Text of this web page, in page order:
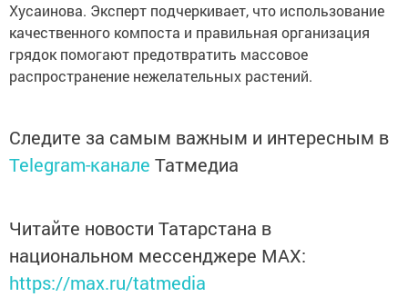
Хусаинова. Эксперт подчеркивает, что использование
качественного компоста и правильная организация
грядок помогают предотвратить массовое
распространение нежелательных растений.
Следите за самым важным и интересным в
Telegram-канале Татмедиа
Читайте новости Татарстана в
национальном мессенджере MАХ:
https://max.ru/tatmedia